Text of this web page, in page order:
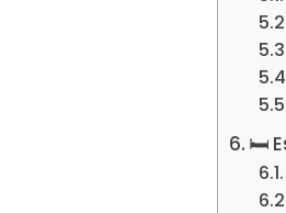
🛏️